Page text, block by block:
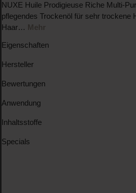
NUXE Huile Prodigieuse Riche Multi-
pflegendes Trockenöl für sehr trockene
Haar… Mehr
Eigenschaften
Hersteller
Bewertungen
Anwendung
Inhaltsstoffe
Specials